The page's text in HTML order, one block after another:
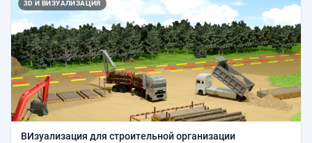
3D И ВИЗУАЛИЗАЦИЯ
ВИзуализация для строительной организации